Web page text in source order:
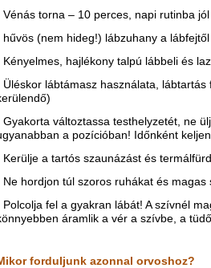
Vénás torna – 10 perces, napi rutinba
hűvös (nem hideg!) lábzuhany a
Kényelmes, hajlékony talpú lábbeli és
Üléskor lábtámasz használata,
Gyakorta változtassa testhelyzetét, ne
a pozícióban! Időnként
Kerülje a tartós szaunázást és
Ne hordjon túl szoros ruhákat és magas
Polcolja fel a gyakran lábát! A szívnél
áramlik a vér a szívbe, a
forduljunk azonnal orvoshoz?